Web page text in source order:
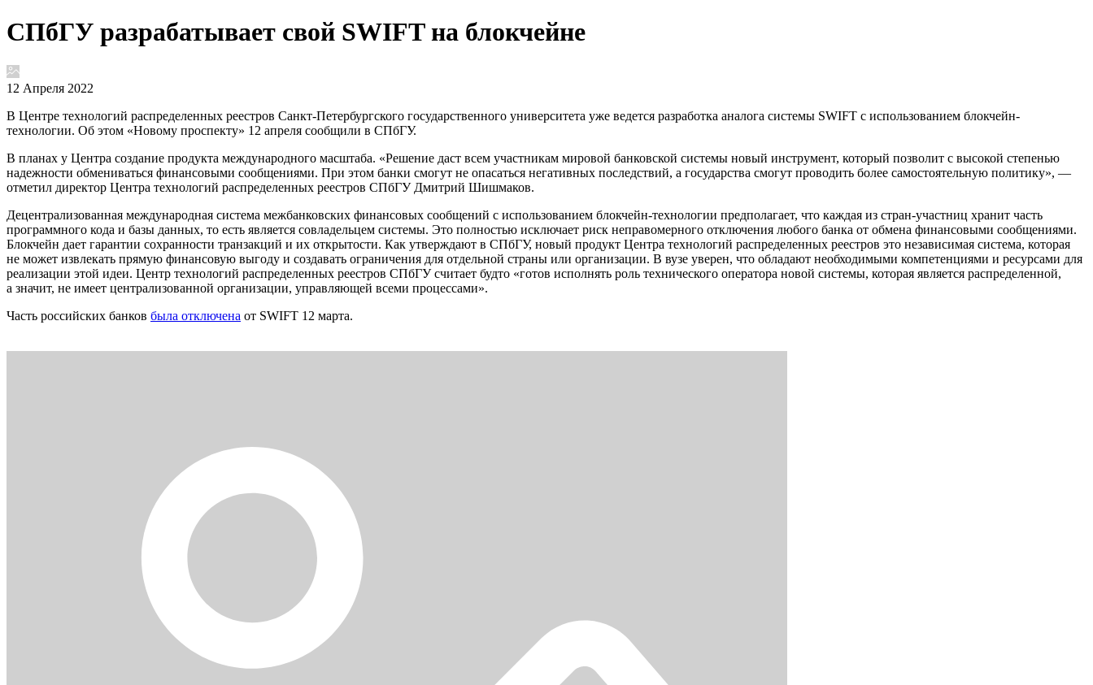
СПбГУ разрабатывает свой SWIFT на блокчейне
12 Апреля 2022
В Центре технологий распределенных реестров Санкт-Петербургского государственного университета уже ведется разработка аналога системы SWIFT с использованием блокчейн-
технологии. Об этом «Новому проспекту» 12 апреля сообщили в СПбГУ.
В планах у Центра создание продукта международного масштаба. «Решение даст всем участникам мировой банковской системы новый инструмент, который позволит с высокой степенью
надежности обмениваться финансовыми сообщениями. При этом банки смогут не опасаться негативных последствий, а государства смогут проводить более самостоятельную политику», —
отметил директор Центра технологий распределенных реестров СПбГУ Дмитрий Шишмаков.
Децентрализованная международная система межбанковских финансовых сообщений с использованием блокчейн-технологии предполагает, что каждая из стран-участниц хранит часть
программного кода и базы данных, то есть является совладельцем системы. Это полностью исключает риск неправомерного отключения любого банка от обмена финансовыми сообщениями.
Блокчейн дает гарантии сохранности транзакций и их открытости. Как утверждают в СПбГУ, новый продукт Центра технологий распределенных реестров это независимая система, которая
не может извлекать прямую финансовую выгоду и создавать ограничения для отдельной страны или организации. В вузе уверен, что обладают необходимыми компетенциями и ресурсами для
реализации этой идеи. Центр технологий распределенных реестров СПбГУ считает будто «готов исполнять роль технического оператора новой системы, которая является распределенной,
а значит, не имеет централизованной организации, управляющей всеми процессами».
Часть российских банков была отключена от SWIFT 12 марта.